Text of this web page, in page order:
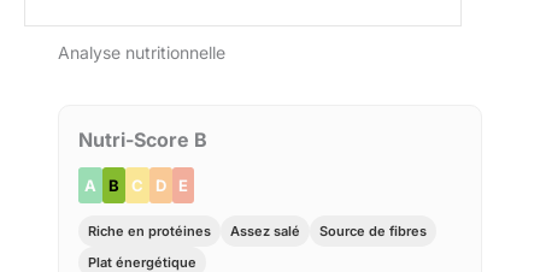
Analyse nutritionnelle
Nutri-Score B
A B C D E
Riche en protéines Assez salé
Source de fibres
Plat énergétique